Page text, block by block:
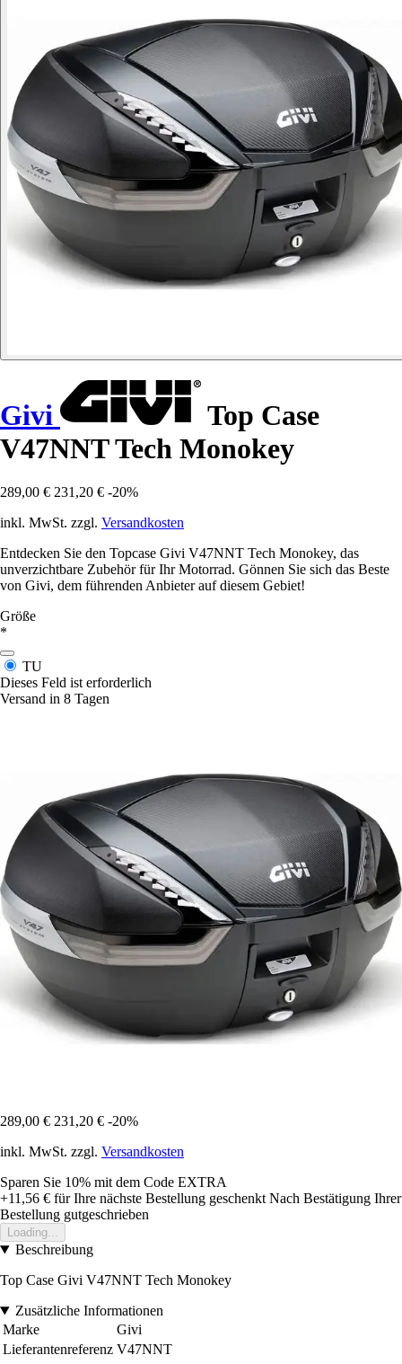
Givi
Top Case
V47NNT Tech Monokey
289,00 € 231,20 € -20%
inkl. MwSt. zzgl. Versandkosten
Entdecken Sie den Topcase Givi V47NNT Tech Monokey, das
unverzichtbare Zubehör für Ihr Motorrad. Gönnen Sie sich das Beste
von Givi, dem führenden Anbieter auf diesem Gebiet!
Größe
*
TU
Dieses Feld ist erforderlich
Versand in 8 Tagen
289,00 € 231,20 € -20%
inkl. MwSt. zzgl. Versandkosten
Sparen Sie 10% mit dem Code EXTRA
+11,56 € für Ihre nächste Bestellung geschenkt Nach Bestätigung Ihrer
Bestellung gutgeschrieben
Loading...
Beschreibung
Top Case Givi V47NNT Tech Monokey
Zusätzliche Informationen
Marke
Givi
Lieferantenreferenz V47NNT